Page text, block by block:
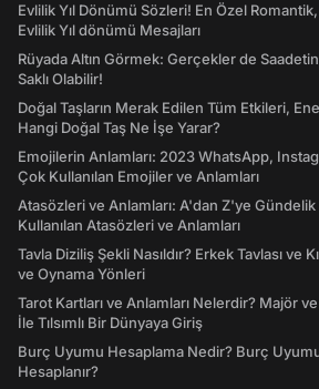
Evlilik Yıl Dönümü Sözleri! En Özel
Evlilik Yıl dönümü Mesajları
Rüyada Altın Görmek: Gerçekler de
Saklı Olabilir!
Doğal Taşların Merak Edilen Tüm Etkileri,
Hangi Doğal Taş Ne İşe Yarar?
Emojilerin Anlamları: 2023 WhatsApp,
Çok Kullanılan Emojiler ve Anlamları
Atasözleri ve Anlamları: A'dan Z'ye Gündelik
Kullanılan Atasözleri ve Anlamları
Tavla Diziliş Şekli Nasıldır? Erkek Tavlası ve
ve Oynama Yönleri
Tarot Kartları ve Anlamları Nelerdir? Majör
İle Tılsımlı Bir Dünyaya Giriş
Burç Uyumu Hesaplama Nedir? Burç
Hesaplanır?